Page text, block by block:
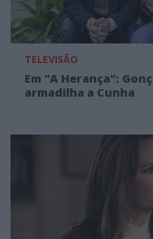
TELEVISÃO
Em "A Herança":
armadilha a Cunha